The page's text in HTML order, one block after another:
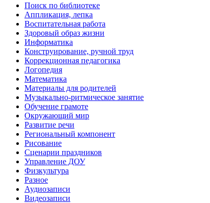
Поиск по библиотеке
Аппликация, лепка
Воспитательная работа
Здоровый образ жизни
Информатика
Конструирование, ручной труд
Коррекционная педагогика
Логопедия
Математика
Материалы для родителей
Музыкально-ритмическое занятие
Обучение грамоте
Окружающий мир
Развитие речи
Региональный компонент
Рисование
Сценарии праздников
Управление ДОУ
Физкультура
Разное
Аудиозаписи
Видеозаписи